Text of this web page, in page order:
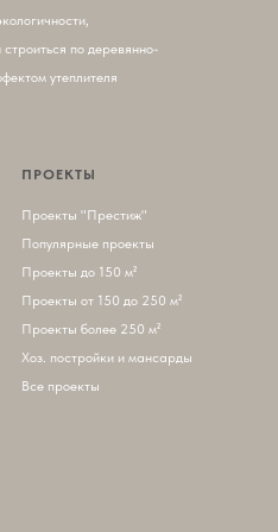
ПРОЕКТЫ
Проекты "Престиж"
Популярные проекты
Проекты до 150 м²
Проекты от 150 до 250 м²
Проекты более 250 м²
Хоз. постройки и мансарды
Все проекты
по деревянно-
утеплителя